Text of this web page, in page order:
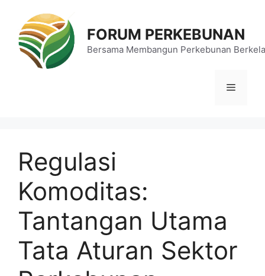
FORUM PERKEBUNAN
Bersama Membangun Perkebunan
Menu
Regulasi
Komoditas:
Tantangan Utama
Tata Aturan Sektor